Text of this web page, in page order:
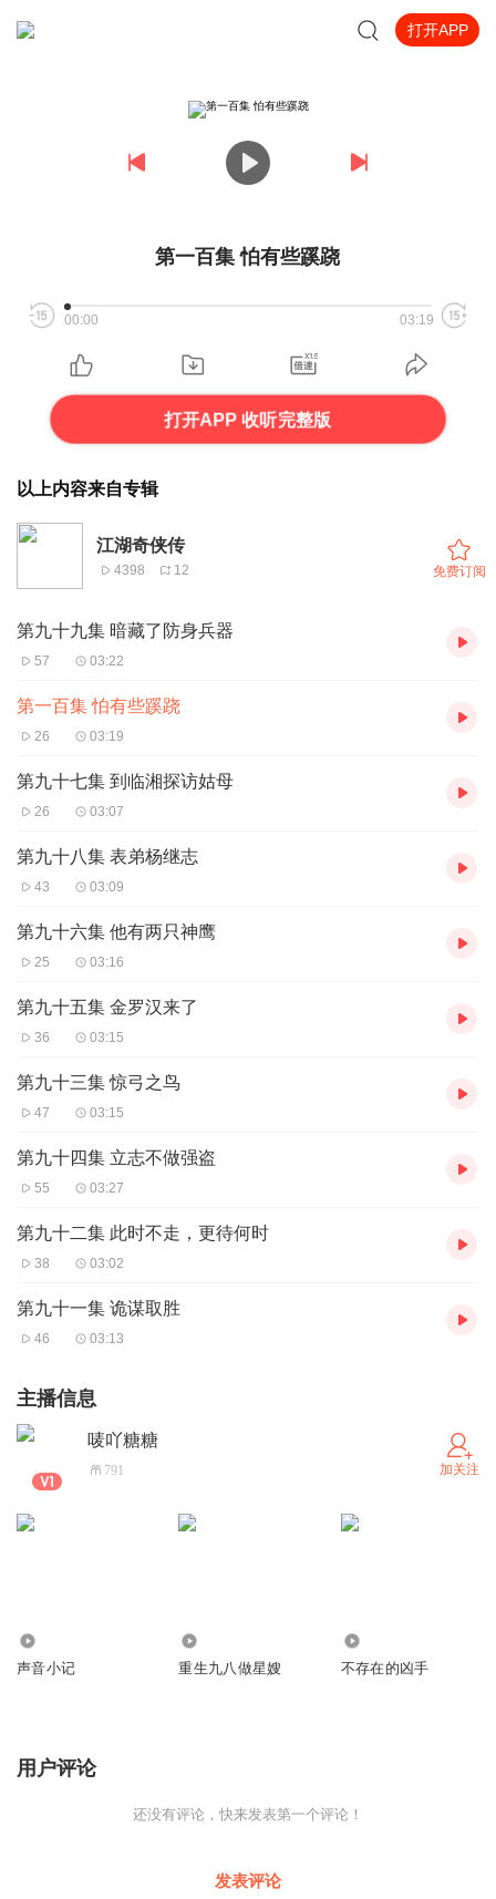
打开APP
第一百集 怕有些蹊跷
00:00 03:19
打开APP 收听完整版
以上内容来自专辑
江湖奇侠传
4398 12 免费订阅
第九十九集 暗藏了防身兵器
57 03:22
第一百集 怕有些蹊跷
26 03:19
第九十七集 到临湘探访姑母
26 03:07
第九十八集 表弟杨继志
43 03:09
第九十六集 他有两只神鹰
25 03:16
第九十五集 金罗汉来了
36 03:15
第九十三集 惊弓之鸟
47 03:15
第九十四集 立志不做强盗
55 03:27
第九十二集 此时不走，更待何时
38 03:02
第九十一集 诡谋取胜
46 03:13
主播信息
唛吖糖糖
791 加关注
声音小记 重生九八做星嫂 不存在的凶手
用户评论
还没有评论，快来发表第一个评论！
发表评论